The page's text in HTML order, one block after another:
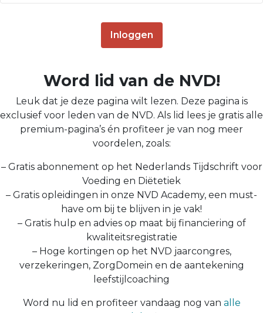
Inloggen
Word lid van de NVD!
Leuk dat je deze pagina wilt lezen. Deze pagina is
exclusief voor leden van de NVD. Als lid lees je gratis alle
premium-pagina’s én profiteer je van nog meer
voordelen, zoals:
– Gratis abonnement op het Nederlands Tijdschrift voor
Voeding en Diëtetiek
– Gratis opleidingen in onze NVD Academy, een must-
have om bij te blijven in je vak!
– Gratis hulp en advies op maat bij financiering of
kwaliteitsregistratie
– Hoge kortingen op het NVD jaarcongres,
verzekeringen, ZorgDomein en de aantekening
leefstijlcoaching
Word nu lid en profiteer vandaag nog van alle